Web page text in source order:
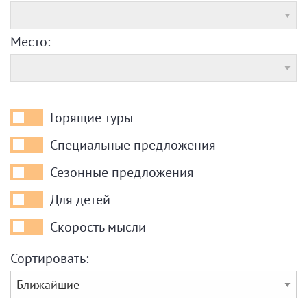
Место:
Горящие
туры
Горящие туры
Специальные
предложения
Специальные предложения
Сезонные
предложения
Сезонные предложения
Для
детей
Для детей
Скорость
мысли
Скорость мысли
Сортировать: